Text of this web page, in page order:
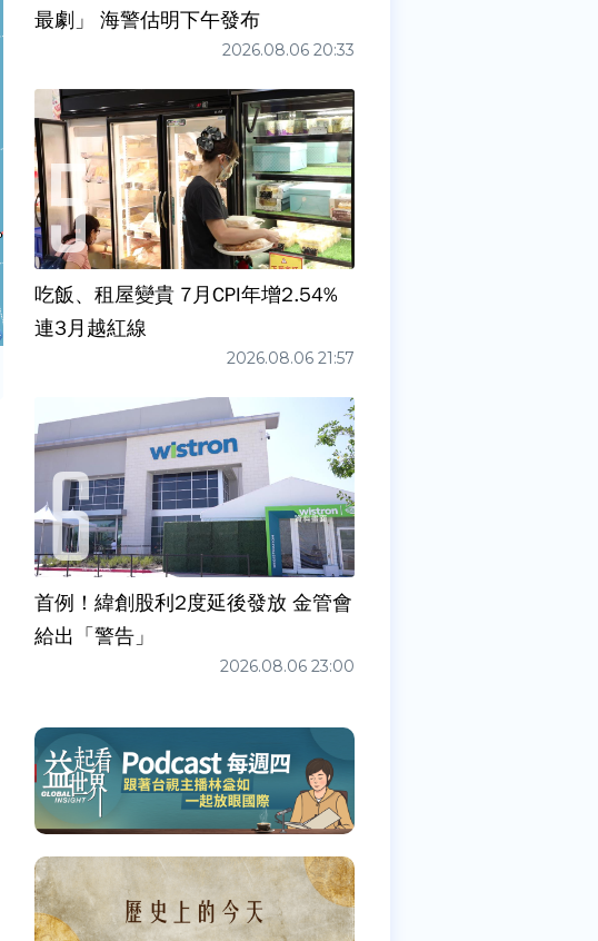
最劇」 海警估明下午發布
2026.08.06 20:33
吃飯、租屋變貴 7月CPI年增2.54%
連3月越紅線
2026.08.06 21:57
首例！緯創股利2度延後發放 金管會
給出「警告」
2026.08.06 23:00